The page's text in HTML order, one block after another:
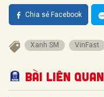
Chia sẻ Facebook
Xanh SM VinFast
Bài liên quan